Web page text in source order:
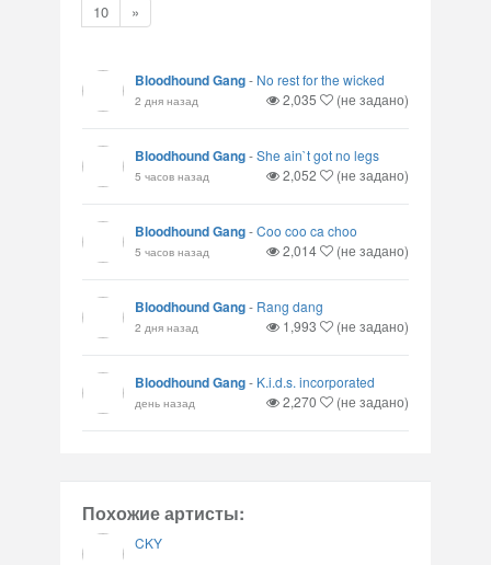
10
»
Bloodhound Gang- No rest for the wicked
2 дня назад 2,035 (не задано)
Bloodhound Gang-She ain`t got no legs
5 часов назад 2,052 (не задано)
Bloodhound Gang-Coo coo ca choo
5 часов назад 2,014 (не задано)
Bloodhound Gang- Rang dang
2 дня назад 1,993 (не задано)
Bloodhound Gang- K.i.d.s. incorporated
день назад 2,270 (не задано)
Похожие артисты:
CKY